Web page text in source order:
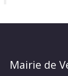
Mairie de